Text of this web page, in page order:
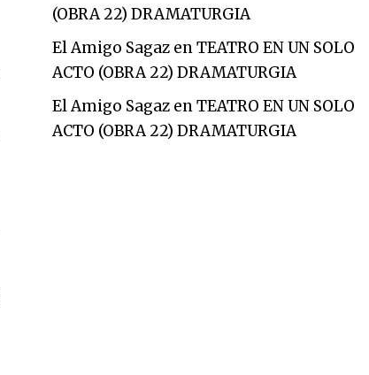
(OBRA 22) DRAMATURGIA
El Amigo SagazenTEATRO EN UN SOLO
ACTO (OBRA 22) DRAMATURGIA
El Amigo SagazenTEATRO EN UN SOLO
ACTO (OBRA 22) DRAMATURGIA